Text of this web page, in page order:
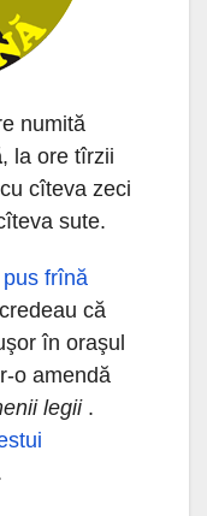
numită
, la ore tîrzii
cîteva zeci
sute.
frînă
că
în oraşul
o amendă
legii .